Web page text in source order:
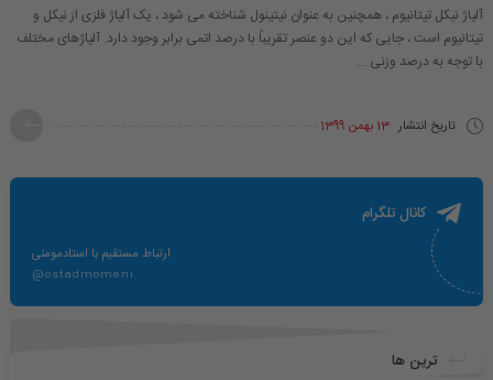
آلیاژ نیکل تیتانیوم ، همچنین به عنوان نیتینول شناخته می شود ، یک آلیاژ فلزی از نیکل و
تیتانیوم است ، جایی که این دو عنصر تقریباً با درصد اتمی برابر وجود دارد. آلیاژهای مختلف
با توجه به درصد وزنی ...
تاریخ انتشار 13 بهمن 1399
کانال تلگرام
ارتباط مستقیم با استادمومنی
@ostadmomeni
ترین ها